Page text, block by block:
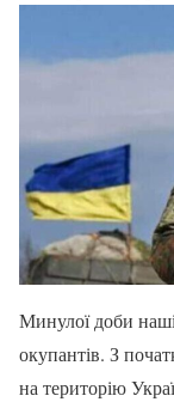
Минулої доби
окупантів. З
на територію